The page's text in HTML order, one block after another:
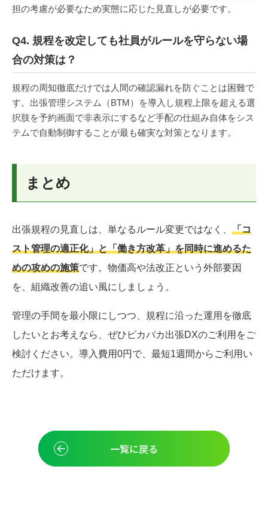
担の考慮が必要なため実態に応じた見直しが必要です。
Q4. 規程を改定しても社員がルールを守らない場
合の対策は？
規程の周知徹底だけでは人間の確認漏れを防ぐことは困難で
す。出張管理システム（BTM）を導入し規程上限を超える選
択肢を予約画面で非表示にするなど手配の仕組み自体をシス
テムで自動制御することが最も確実な対策となります。
まとめ
出張規程の見直しは、単なるルール変更ではなく、 「コ
スト管理の適正化」と「働き方改革」を同時に進めるた
めの攻めの施策です。物価高や法改正という外部要因
を、組織改善の追い風にしましょう。
管理の手間を最小限にしつつ、規程に沿った運用を徹底
したいとお考えなら、ぜひピカパカ出張DXのご利用をご
検討ください。導入費用0円で、最短1週間からご利用い
ただけます。
一覧に戻る